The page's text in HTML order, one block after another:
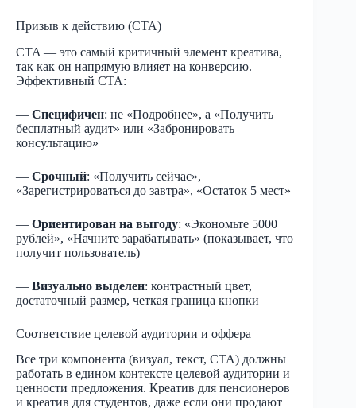
Призыв к действию (CTA)
CTA — это самый критичный элемент креатива,
так как он напрямую влияет на конверсию.
Эффективный CTA:
— Специфичен: не «Подробнее», а «Получить
бесплатный аудит» или «Забронировать
консультацию»
— Срочный: «Получить сейчас»,
«Зарегистрироваться до завтра», «Остаток 5 мест»
— Ориентирован на выгоду: «Экономьте 5000
рублей», «Начните зарабатывать» (показывает, что
получит пользователь)
— Визуально выделен: контрастный цвет,
достаточный размер, четкая граница кнопки
Соответствие целевой аудитории и оффера
Все три компонента (визуал, текст, CTA) должны
работать в едином контексте целевой аудитории и
ценности предложения. Креатив для пенсионеров
и креатив для студентов, даже если они продают